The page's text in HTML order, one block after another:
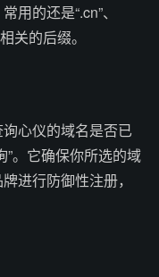
用的还是“.cn”、
关的后缀。
心仪的域名是否已
”。它确保你所选的域
进行防御性注册，